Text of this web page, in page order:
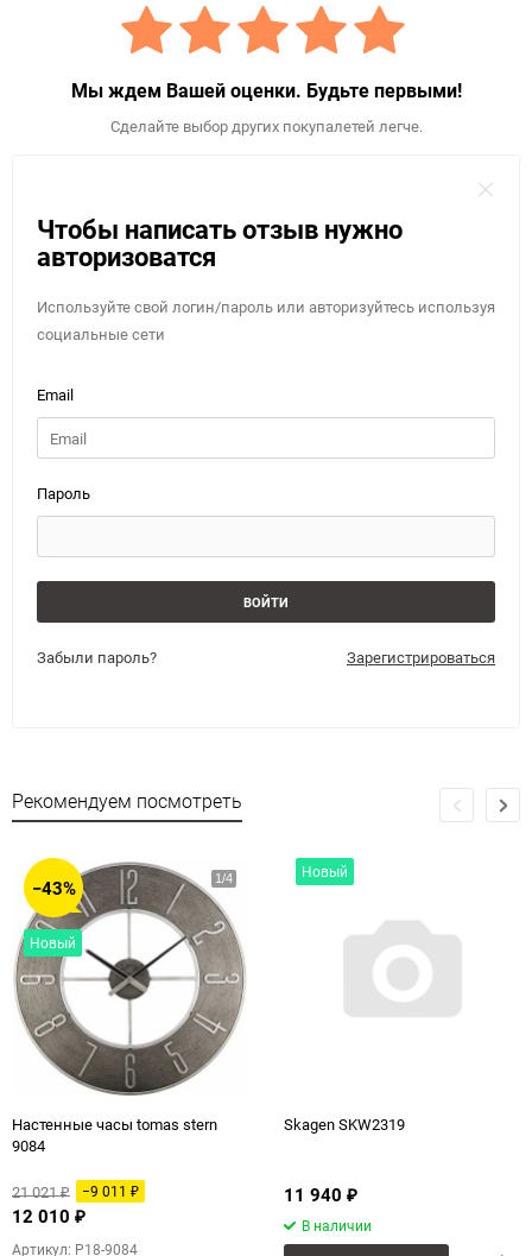
Мы ждем Вашей оценки. Будьте первыми!
Сделайте выбор других покупалетей легче.
Чтобы написать отзыв нужно
авторизоватся
Используйте свой логин/пароль или авторизуйтесь используя
социальные сети
Email
Пароль
Забыли пароль? Зарегистрироваться
Рекомендуем посмотреть
−43%
Новый
Настенные часы tomas stern
9084
21 021₽ −9 011 ₽
12 010 ₽
Артикул: P18-9084
Новый
Skagen SKW2319
11 940 ₽
В наличии